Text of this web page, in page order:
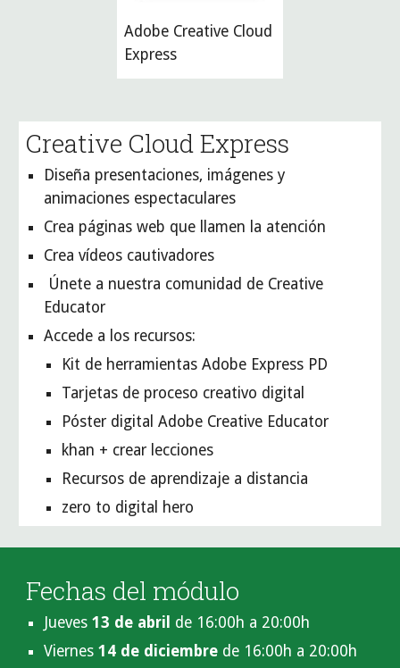
Adobe Creative Cloud
Express
Creative Cloud Express
Diseña presentaciones, imágenes y
animaciones espectaculares
Crea páginas web que llamen la atención
Crea vídeos cautivadores
Educator
Accede a los recursos:
Kit de herramientas Adobe Express PD
Tarjetas de proceso creativo digital
Póster digital Adobe Creative Educator
khan + crear lecciones
Recursos de aprendizaje a distancia
zero to digital hero
Fechas del módulo
Jueves 13 de abril de 16:00h a 20:00h
Viernes 14 de diciembre de 16:00h a 20:00h